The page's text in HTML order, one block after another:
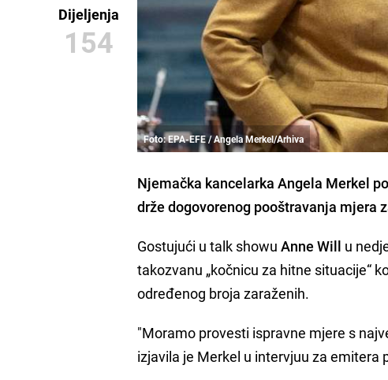
Dijeljenja
154
Foto: EPA-EFE / Angela Merkel/Arhiva
Njemačka kancelarkaAngela Merkel
drže dogovorenog pooštravanja mjera
Gostujući u talk showuAnne Will u
takozvanu „kočnicu za hitne situacije“
određenog broja zaraženih.
"Moramo provesti ispravne mjere s
izjavila je Merkel u intervjuu za emitera